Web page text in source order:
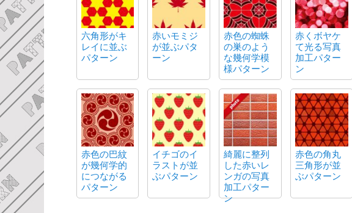
六角形がキ
レイに並ぶ
パターン
赤いモミジ
が並ぶパタ
ーン
赤色の蜘蛛
の巣のよう
な幾何学模
様パターン
赤くボヤケ
て光る写真
加工パター
ン
赤色の巴紋
が幾何学的
につながる
パターン
イチゴのイ
ラストが並
ぶパターン
綺麗に整列
した赤いレ
ンガの写真
加工パター
ン
赤色の角丸
三角形が並
ぶパターン